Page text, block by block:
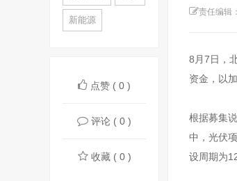
新能源
点赞 ( 0 )
评论 ( 0 )
收藏 ( 0 )
责任编辑
8月7日，
资金，以
根据募集
中，光伏
设周期为